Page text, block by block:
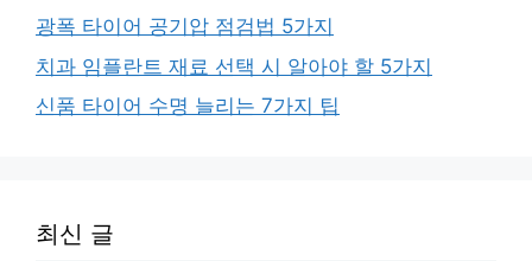
광폭 타이어 공기압 점검법 5가지
치과 임플란트 재료 선택 시 알아야 할 5가지
신품 타이어 수명 늘리는 7가지 팁
최신 글